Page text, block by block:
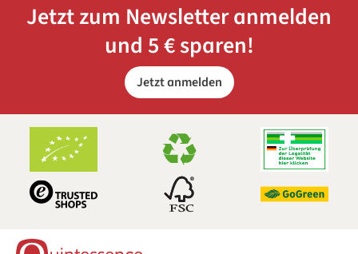
Jetzt zum Newsletter anmelden
und 5 € sparen!
Jetzt anmelden